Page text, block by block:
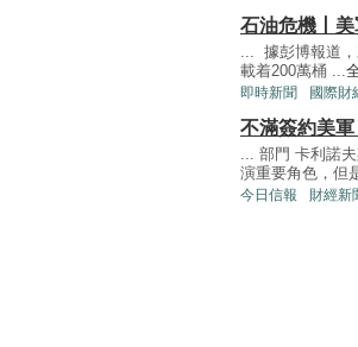
石油危機丨
... 據彭博報道，
載着200萬桶 ...
即時新聞 國際財
不滿簽約美
... 部門 卡利諾
演重要角色，但
今日信報 財經新